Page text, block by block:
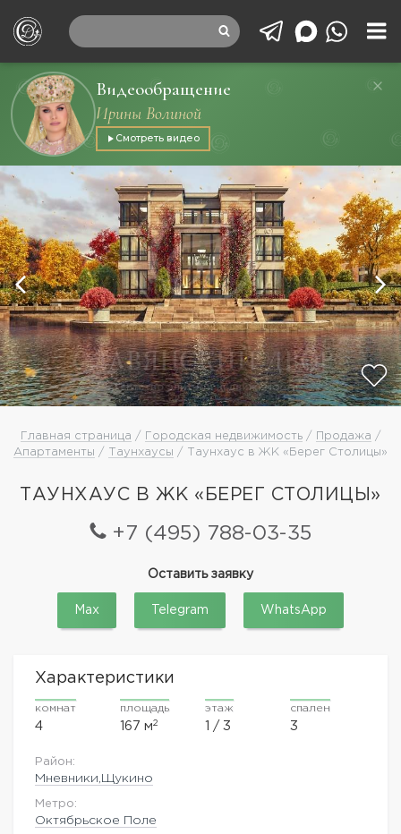
Видеообращение
Ирины Волиной
Смотреть видео
Главная страница / Городская недвижимость/ Продажа /
Апартаменты / Таунхаусы / Таунхаус в ЖК «Берег Столицы»
ТАУНХАУС В ЖК «БЕРЕГ СТОЛИЦЫ»
+7 (495) 788-03-35
Оставить заявку
Max Telegram WhatsApp
Характеристики
комнат
4
площадь
167 м2
этаж
1 / 3
спален
3
Район:
Мневники,Щукино
Метро:
Октябрьское Поле